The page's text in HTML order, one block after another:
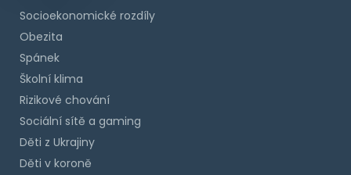
Socioekonomické rozdíly
Obezita
Spánek
Školní klima
Rizikové chování
Sociální sítě a gaming
Děti z Ukrajiny
Děti v koroně